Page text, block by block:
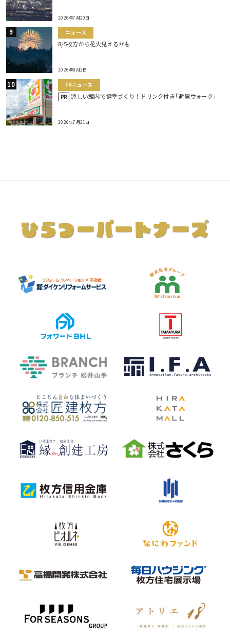
2026年7月20日
ニュース
8/5枚方から花火見えるかも
2026年8月2日
PRニュース
PR 涼しい館内で健幸づくり！ドリンク付き｢避暑ウォーク｣
2026年7月21日